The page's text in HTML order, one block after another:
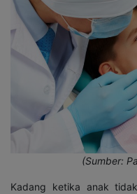
(Sumber:
Kadang ketika anak